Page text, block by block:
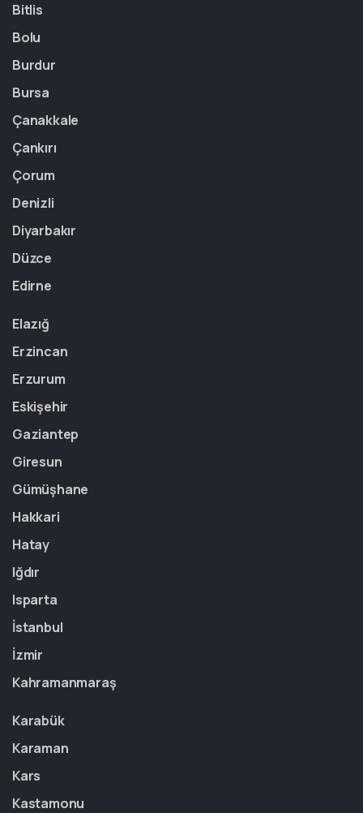
Bitlis
Bolu
Burdur
Bursa
Çanakkale
Çankırı
Çorum
Denizli
Diyarbakır
Düzce
Edirne
Elazığ
Erzincan
Erzurum
Eskişehir
Gaziantep
Giresun
Gümüşhane
Hakkari
Hatay
Iğdır
Isparta
İstanbul
İzmir
Kahramanmaraş
Karabük
Karaman
Kars
Kastamonu